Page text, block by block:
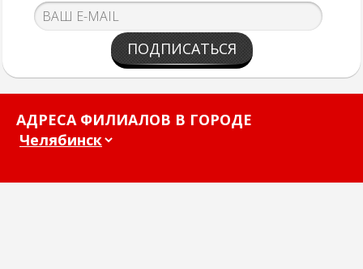
ПОДПИСАТЬСЯ
АДРЕСА ФИЛИАЛОВ В ГОРОДЕ